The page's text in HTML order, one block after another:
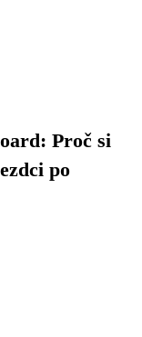
Proč si
po